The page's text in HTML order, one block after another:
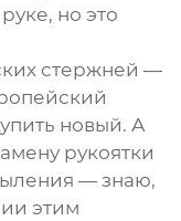
но это
стержней —
новый. А
рукоятки
— знаю,
этим